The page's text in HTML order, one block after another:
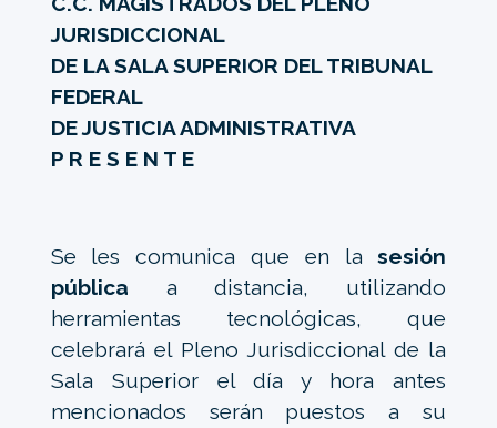
JURISDICCIONAL
DE LA SALA SUPERIOR DEL TRIBUNAL
FEDERAL
DE JUSTICIA ADMINISTRATIVA
P R E S E N T E
Se les comunica que en lasesión
pública a distancia, utilizando
herramientas tecnológicas, que
celebrará el Pleno Jurisdiccional de la
Sala Superior el día y hora antes
mencionados serán puestos a su